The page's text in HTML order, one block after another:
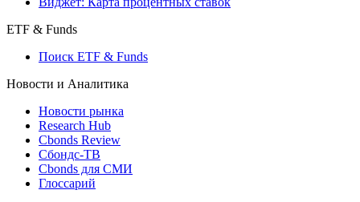
ETF & Funds
Поиск ETF & Funds
Новости и Аналитика
Новости рынка
Research Hub
Cbonds Review
Сбондс-ТВ
Cbonds для СМИ
Глоссарий